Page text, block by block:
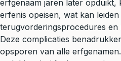
erfgenaam jaren later opduikt,
erfenis opeisen, wat kan
terugvorderingsprocedures en
Deze complicaties
opsporen van alle